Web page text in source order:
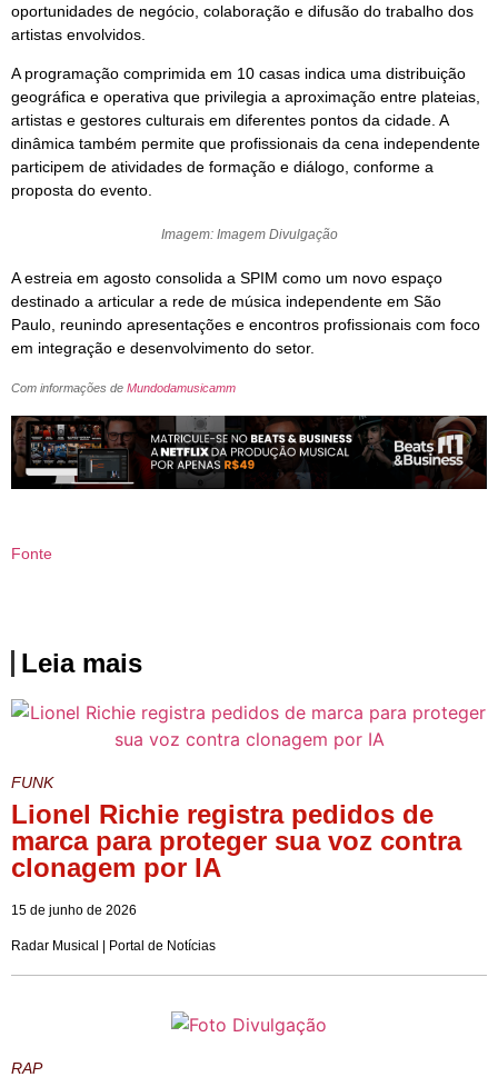
oportunidades de negócio, colaboração e difusão do trabalho dos
artistas envolvidos.
A programação comprimida em 10 casas indica uma distribuição
geográfica e operativa que privilegia a aproximação entre plateias,
artistas e gestores culturais em diferentes pontos da cidade. A
dinâmica também permite que profissionais da cena independente
participem de atividades de formação e diálogo, conforme a
proposta do evento.
Imagem: Imagem Divulgação
A estreia em agosto consolida a SPIM como um novo espaço
destinado a articular a rede de música independente em São
Paulo, reunindo apresentações e encontros profissionais com foco
em integração e desenvolvimento do setor.
Com informações de Mundodamusicamm
Fonte
Leia mais
FUNK
Lionel Richie registra pedidos de
marca para proteger sua voz contra
clonagem por IA
15 de junho de 2026
Radar Musical | Portal de Notícias
RAP